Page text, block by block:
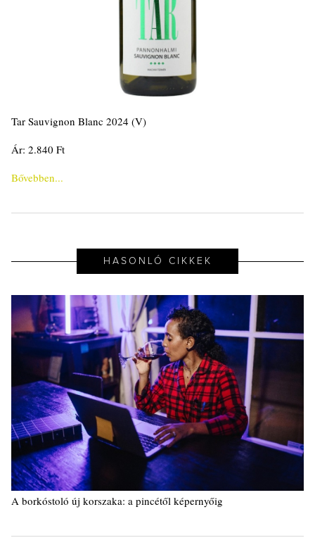
Tar Sauvignon Blanc 2024 (V)
Ár: 2.840 Ft
Bővebben...
HASONLÓ CIKKEK
A borkóstoló új korszaka: a pincétől képernyőig